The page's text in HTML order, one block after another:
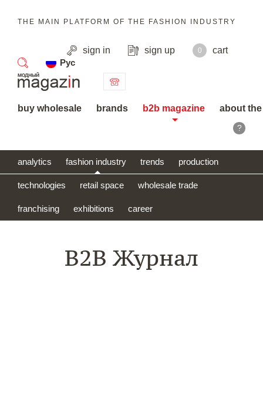
THE MAIN PLATFORM OF THE FASHION INDUSTRY
sign in sign up 0
cart
Рус
search
buy wholesale brands b2b magazine about
?
analytics fashion industry trends production
technologies retail space wholesale trade
franchising exhibitions career
B2B Журнал